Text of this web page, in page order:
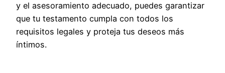
y el asesoramiento adecuado, puedes garantizar
que tu testamento cumpla con todos los
requisitos legales y proteja tus deseos más
íntimos.